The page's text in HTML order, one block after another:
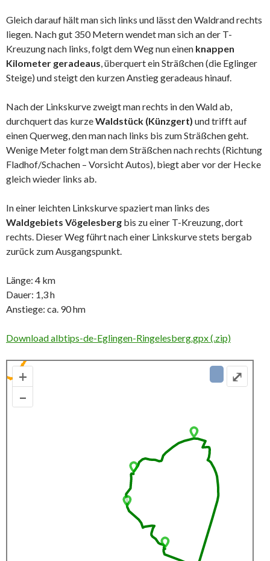
Gleich darauf hält man sich links und lässt den Waldrand rechts
liegen. Nach gut 350 Metern wendet man sich an der T-
Kreuzung nach links, folgt dem Weg nun einen knappen
Kilometer geradeaus, überquert ein Sträßchen (die Eglinger
Steige) und steigt den kurzen Anstieg geradeaus hinauf.
Nach der Linkskurve zweigt man rechts in den Wald ab,
durchquert das kurzeWaldstück (Künzgert) und trifft auf
einen Querweg, den man nach links bis zum Sträßchen geht.
Wenige Meter folgt man dem Sträßchen nach rechts (Richtung
Fladhof/Schachen – Vorsicht Autos), biegt aber vor der Hecke
gleich wieder links ab.
In einer leichten Linkskurve spaziert man links des
Waldgebiets Vögelesberg bis zu einer T-Kreuzung, dort
rechts. Dieser Weg führt nach einer Linkskurve stets bergab
zurück zum Ausgangspunkt.
Länge: 4 km
Dauer: 1,3 h
Anstiege: ca. 90 hm
Download albtips-de-Eglingen-Ringelesberg.gpx (.zip)
+
–
⤢